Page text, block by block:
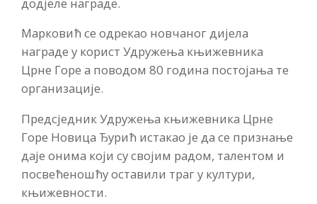
Марковић се одрекао новчаног дијела
награде у корист Удружења књижевника
Црне Горе а поводом 80 година постојања те
организације.
Предсједник Удружења књижевника Црне
Горе Новица Ђурић истакао је да се признање
даје онима који су својим радом, талентом и
посвећеношћу оставили траг у култури,
књижевности.